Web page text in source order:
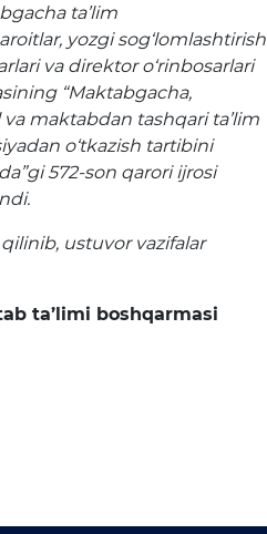
ta’lim
yozgi sog‘lomlashtirish
va direktor o‘rinbosarlari
“Maktabgacha,
va maktabdan tashqari ta’lim
o‘tkazish tartibini
572-son qarori ijrosi
ustuvor vazifalar
ta’limi boshqarmasi